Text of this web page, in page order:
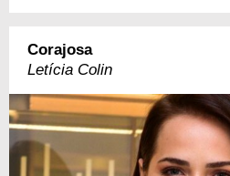
Corajosa
Letícia Colin